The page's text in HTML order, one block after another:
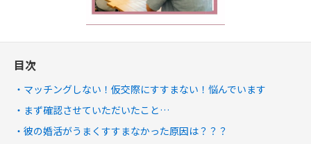
目次
マッチングしない！仮交際にすすまない！悩んでいます
まず確認させていただいたこと…
彼の婚活がうまくすすまなかった原因は？？？